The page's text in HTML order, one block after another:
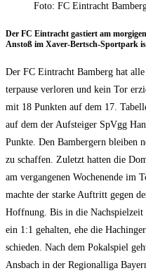
Foto: FC Eintracht
Der FC Ein­tracht gas­tiert am
Anstoß im Xaver-Bertsch-Sport­park
Der FC Ein­tracht Bam­berg hat
ter­pau­se ver­lo­ren und kein Tor
mit 18 Punk­ten auf dem 17.
auf dem der Auf­stei­ger SpVgg
Punk­te. Den Bam­ber­gern blei­ben
zu schaf­fen. Zuletzt hat­ten die
am ver­gan­ge­nen Wochen­en­de im
mach­te der star­ke Auf­tritt gegen
Hoff­nung. Bis in die Nach­spiel­zeit
ein 1:1 gehal­ten, ehe die
schie­den. Nach dem Pokal­spiel
Ans­bach in der Regio­nal­li­ga